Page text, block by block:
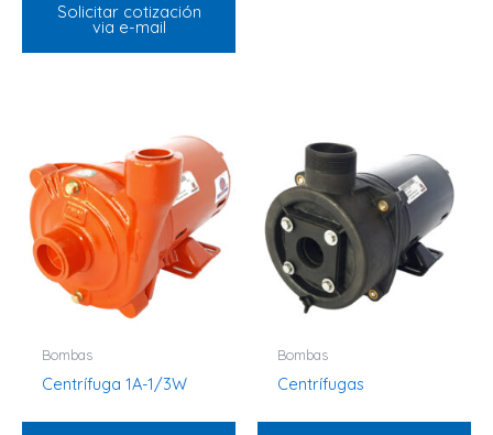
Solicitar cotización
via e-mail
Bombas
Centrífuga 1A-1/3W
Bombas
Centrífugas